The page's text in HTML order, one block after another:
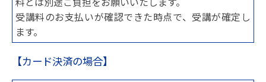
受講料のお支払いが確認できた時点で、受講が確定し
ます。
【カード決済の場合】